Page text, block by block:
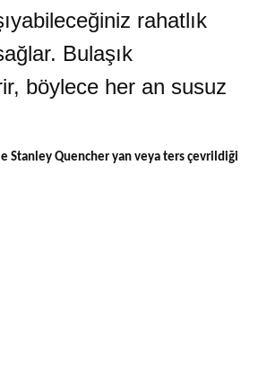
rahatlık
Bulaşık
böylece her an susuz
Stanley Quencher yan veya ters çevrildiği